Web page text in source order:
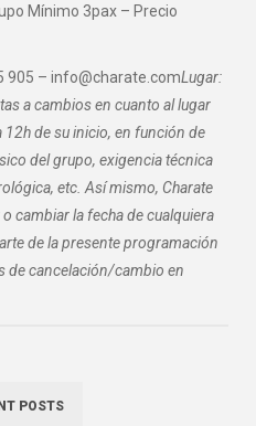
Mínimo 3pax – Precio
905 – info@charate.comLugar:
a cambios en cuanto al lugar
de su inicio, en función de
del grupo, exigencia técnica
etc. Así mismo, Charate
cambiar la fecha de cualquiera
de la presente programación
de cancelación/cambio en
POSTS